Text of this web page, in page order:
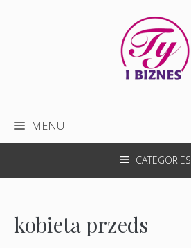
MENU
CATEGORIES
kobieta przeds